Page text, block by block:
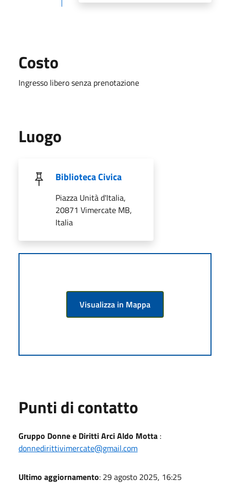
Costo
Ingresso libero senza prenotazione
Luogo
Biblioteca Civica
Piazza Unità d'Italia,
20871 Vimercate MB,
Italia
Visualizza in Mappa
Punti di contatto
Gruppo Donne e Diritti Arci Aldo Motta :
donnedirittivimercate@gmail.com
Ultimo aggiornamento: 29 agosto 2025, 16:25